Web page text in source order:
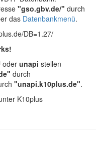
"gso.gbv.de/" durch
das Datenbankmenü.
DB=1.27/
oder unapi stellen
durch
"unapi.k10plus.de".
K10plus